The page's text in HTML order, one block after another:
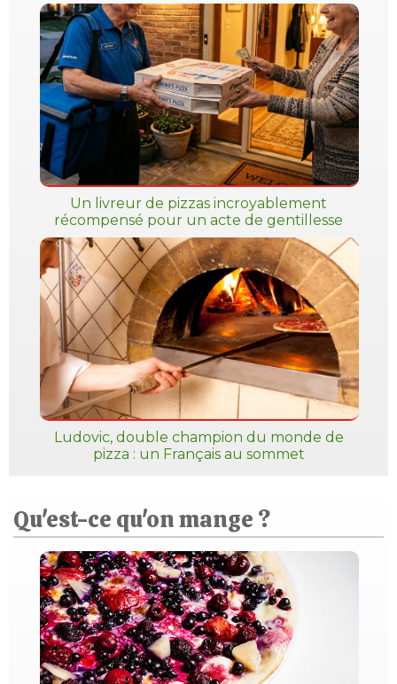
Un livreur de pizzas incroyablement
récompensé pour un acte de gentillesse
Ludovic, double champion du monde de
pizza : un Français au sommet
Qu'est-ce qu'on mange ?